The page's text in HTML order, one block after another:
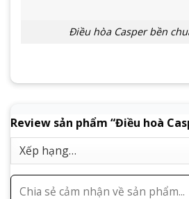
Điều hòa Casper bền
Review sản phẩm “Điều hoà